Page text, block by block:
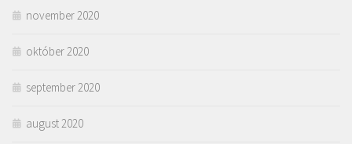
november 2020
október 2020
september 2020
august 2020